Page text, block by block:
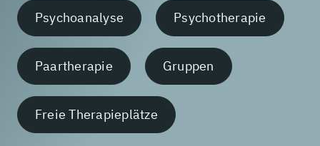
Psychoanalyse Psychotherapie
Paartherapie Gruppen
Freie Therapieplätze